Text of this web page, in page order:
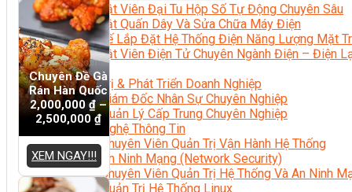
Kỹ Thuật Viên Đại Tu Hộp Số Tự Động Chuyên Sâu
Kỹ Thuật Quấn Dây Và Sửa Chữa Máy Điện
Thiết Kế Lắp Đặt Hệ Thống Điện Năng Lượng Mặt
Kỹ Thuật Viên Điện Tử Chuyên Ngành Điện – Điện
Ngành Khác
Quản Trị & Phát Triển Doanh Nghiệp
Giám Đốc Nhân Sự Chuyên Nghiệp
Quản Lý Cấp Trung Chuyên Nghiệp
Công Nghệ Thông Tin
Chuyên Viên Quản Trị Vận Hành Hệ Thống
An Ninh Mạng (Network Security)
Chuyên Viên Quản Trị Hệ Thống Và An Ninh
Quản Trị Hệ Thống Linux
Chuyên Đề Gà
Rán Hàn Quốc
2,000,000 ₫–
2,500,000 ₫
XEM NGAY!!!